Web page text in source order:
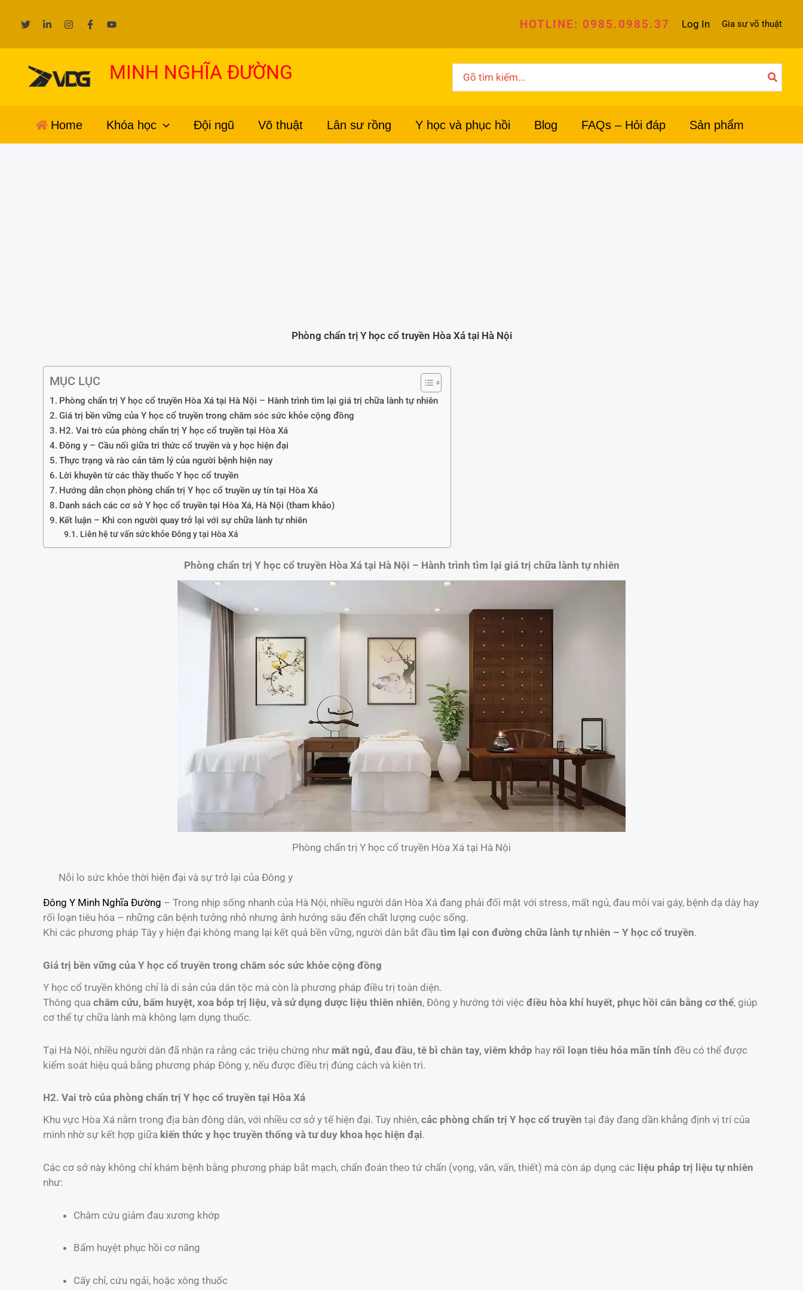
dung
HOTLINE: 0985.0985.37 Log In Gia sư võ thuật
MINH NGHĨA ĐƯỜNG
for:
Home Khóa học Đội ngũ Võ thuật Lân sư rồng Y học và phục hồi Blog FAQs – Hỏi đáp Sản phẩm
Phòng chẩn trị Y học cổ truyền Hòa Xá tại Hà Nội
MỤC LỤC
Phòng chẩn trị Y học cổ truyền Hòa Xá tại Hà Nội – Hành trình tìm lại giá trị chữa lành tự nhiên
Giá trị bền vững của Y học cổ truyền trong chăm sóc sức khỏe cộng đồng
H2. Vai trò của phòng chẩn trị Y học cổ truyền tại Hòa Xá
Đông y – Cầu nối giữa tri thức cổ truyền và y học hiện đại
Thực trạng và rào cản tâm lý của người bệnh hiện nay
Lời khuyên từ các thầy thuốc Y học cổ truyền
Hướng dẫn chọn phòng chẩn trị Y học cổ truyền uy tín tại Hòa Xá
Danh sách các cơ sở Y học cổ truyền tại Hòa Xá, Hà Nội (tham khảo)
Kết luận – Khi con người quay trở lại với sự chữa lành tự nhiên
Liên hệ tư vấn sức khỏe Đông y tại Hòa Xá
Phòng chẩn trị Y học cổ truyền Hòa Xá tại Hà Nội – Hành trình tìm lại giá trị chữa lành tự nhiên
Phòng chẩn trị Y học cổ truyền Hòa Xá tại Hà Nội
Nỗi lo sức khỏe thời hiện đại và sự trở lại của Đông y
Đông Y Minh Nghĩa Đường – Trong nhịp sống nhanh của Hà Nội, nhiều người dân Hòa Xá đang phải đối mặt với stress, mất ngủ, đau mỏi vai gáy, bệnh dạ dày hay
rối loạn tiêu hóa – những căn bệnh tưởng nhỏ nhưng ảnh hưởng sâu đến chất lượng cuộc sống.
Khi các phương pháp Tây y hiện đại không mang lại kết quả bền vững, người dân bắt đầu tìm lại con đường chữa lành tự nhiên – Y học cổ truyền.
Giá trị bền vững của Y học cổ truyền trong chăm sóc sức khỏe cộng đồng
Y học cổ truyền không chỉ là di sản của dân tộc mà còn là phương pháp điều trị toàn diện.
Thông qua châm cứu, bấm huyệt, xoa bóp trị liệu, và sử dụng dược liệu thiên nhiên, Đông y hướng tới việc điều hòa khí huyết, phục hồi cân bằng cơ thể, giúp
cơ thể tự chữa lành mà không lạm dụng thuốc.
Tại Hà Nội, nhiều người dân đã nhận ra rằng các triệu chứng như mất ngủ, đau đầu, tê bì chân tay, viêm khớp hay rối loạn tiêu hóa mãn tính đều có thể được
kiểm soát hiệu quả bằng phương pháp Đông y, nếu được điều trị đúng cách và kiên trì.
H2. Vai trò của phòng chẩn trị Y học cổ truyền tại Hòa Xá
Khu vực Hòa Xá nằm trong địa bàn đông dân, với nhiều cơ sở y tế hiện đại. Tuy nhiên, các phòng chẩn trị Y học cổ truyền tại đây đang dần khẳng định vị trí của
mình nhờ sự kết hợp giữa kiến thức y học truyền thống và tư duy khoa học hiện đại.
Các cơ sở này không chỉ khám bệnh bằng phương pháp bắt mạch, chẩn đoán theo tứ chẩn (vọng, văn, vấn, thiết) mà còn áp dụng các liệu pháp trị liệu tự nhiên
như:
Châm cứu giảm đau xương khớp
Bấm huyệt phục hồi cơ năng
Cấy chỉ, cứu ngải, hoặc xông thuốc